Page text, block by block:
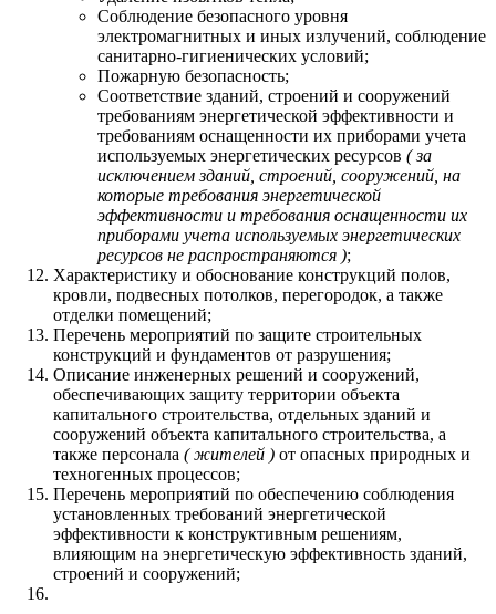
Соблюдение безопасного уровня
электромагнитных и иных излучений, соблюдение
санитарно-гигиенических условий;
Пожарную безопасность;
Соответствие зданий, строений и сооружений
требованиям энергетической эффективности и
требованиям оснащенности их приборами учета
используемых энергетических ресурсов ( за
исключением зданий, строений, сооружений, на
которые требования энергетической
эффективности и требования оснащенности их
приборами учета используемых энергетических
ресурсов не распространяются );
Характеристику и обоснование конструкций полов,
кровли, подвесных потолков, перегородок, а также
отделки помещений;
Перечень мероприятий по защите строительных
конструкций и фундаментов от разрушения;
Описание инженерных решений и сооружений,
обеспечивающих защиту территории объекта
капитального строительства, отдельных зданий и
сооружений объекта капитального строительства, а
также персонала ( жителей ) от опасных природных и
техногенных процессов;
Перечень мероприятий по обеспечению соблюдения
установленных требований энергетической
эффективности к конструктивным решениям,
влияющим на энергетическую эффективность зданий,
строений и сооружений;